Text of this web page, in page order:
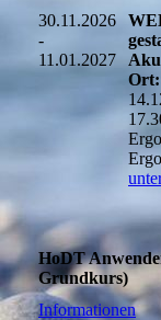
30.11.2026
-
11.01.2027
Ort:
HoDT
Grundkurs)
Informationen